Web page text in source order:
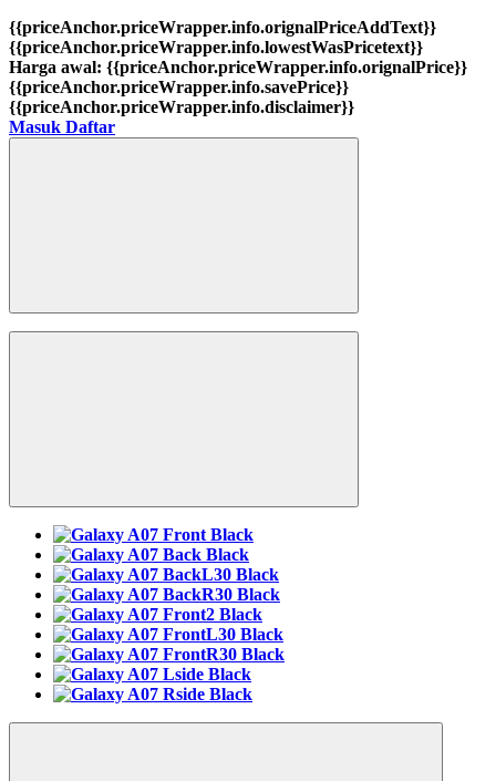
{{priceAnchor.priceWrapper.info.orignalPriceAddText}}
{{priceAnchor.priceWrapper.info.lowestWasPricetext}}
Harga awal: {{priceAnchor.priceWrapper.info.orignalPrice}}
{{priceAnchor.priceWrapper.info.savePrice}}
{{priceAnchor.priceWrapper.info.disclaimer}}
Masuk Daftar